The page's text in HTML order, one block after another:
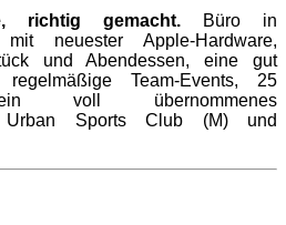
richtig gemacht. Büro in
neuester Apple-Hardware,
und Abendessen, eine gut
Team-Events, 25
voll übernommenes
Urban Sports Club (M) und